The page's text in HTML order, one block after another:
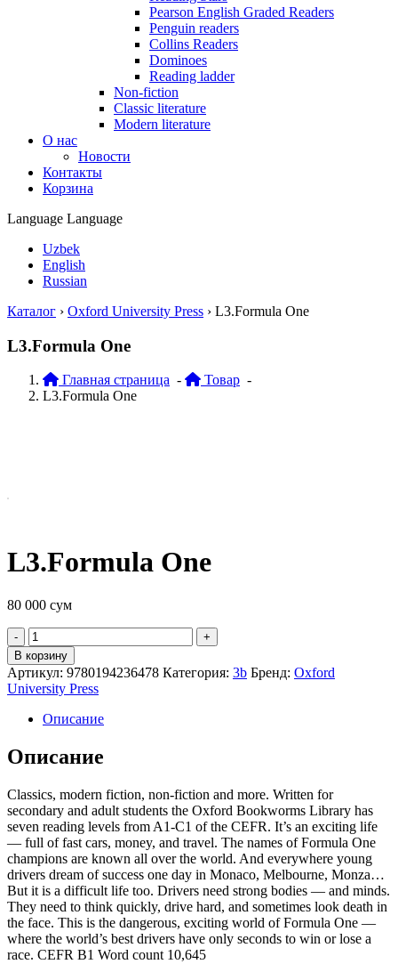
Pearson English Graded Readers
Penguin readers
Collins Readers
Dominoes
Reading ladder
Non-fiction
Classic literature
Modern literature
О нас
Новости
Контакты
Корзина
Language Language
Uzbek
English
Russian
Каталог › Oxford University Press › L3.Formula One
L3.Formula One
Главная страница - Товар -
L3.Formula One
L3.Formula One
80 000 сум
Quantity
В корзину
Артикул: 9780194236478 Категория: 3b Бренд: Oxford
University Press
Описание
Описание
Classics, modern fiction, non-fiction and more. Written for
secondary and adult students the Oxford Bookworms Library has
seven reading levels from A1-C1 of the CEFR. It’s an exciting life
— full of fast cars, money, and travel. The names of Formula One
champions are known all over the world. And everywhere young
drivers dream of success one day in Monaco, Melbourne, Monza…
But it is a difficult life too. Drivers need strong bodies — and minds.
They need to think quickly, drive hard, and sometimes look death in
the face. This is the dangerous, exciting world of Formula One —
where the world’s best drivers have only seconds to win or lose a
race. CEFR B1 Word count 10,645